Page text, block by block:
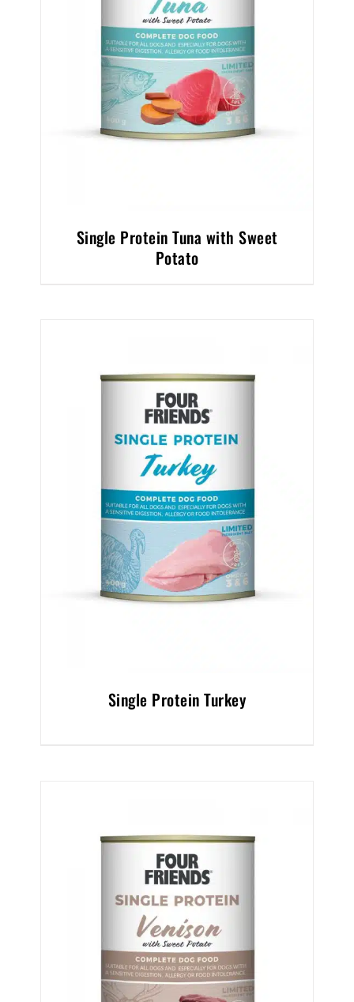
Single Protein Tuna with Sweet
Potato
Single Protein Turkey